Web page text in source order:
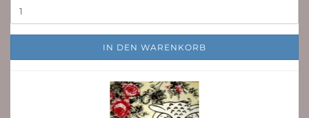
IN DEN WARENKORB